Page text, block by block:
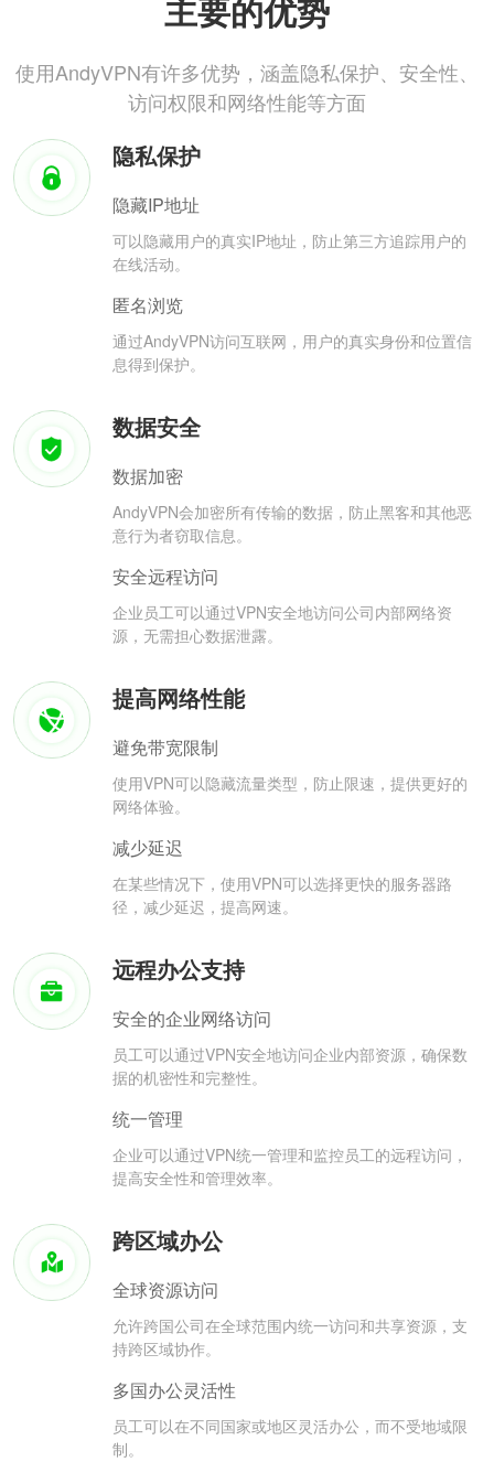
主要的优势
使用AndyVPN有许多优势，涵盖隐私保护、安全性、
访问权限和网络性能等方面
隐私保护
隐藏IP地址
可以隐藏用户的真实IP地址，防止第三方追踪用户的
在线活动。
匿名浏览
通过AndyVPN访问互联网，用户的真实身份和位置信
息得到保护。
数据安全
数据加密
AndyVPN会加密所有传输的数据，防止黑客和其他恶
意行为者窃取信息。
安全远程访问
企业员工可以通过VPN安全地访问公司内部网络资
源，无需担心数据泄露。
提高网络性能
避免带宽限制
使用VPN可以隐藏流量类型，防止限速，提供更好的
网络体验。
减少延迟
在某些情况下，使用VPN可以选择更快的服务器路
径，减少延迟，提高网速。
远程办公支持
安全的企业网络访问
员工可以通过VPN安全地访问企业内部资源，确保数
据的机密性和完整性。
统一管理
企业可以通过VPN统一管理和监控员工的远程访问，
提高安全性和管理效率。
跨区域办公
全球资源访问
允许跨国公司在全球范围内统一访问和共享资源，支
持跨区域协作。
多国办公灵活性
员工可以在不同国家或地区灵活办公，而不受地域限
制。